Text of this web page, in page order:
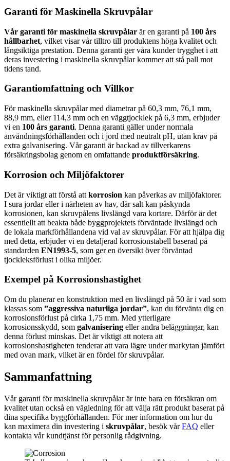
Garanti för Maskinella Skruvpålar
Vår garanti för maskinella skruvpålar är en garanti på 100 års
hållbarhet, vilket visar vår tilltro till produktens höga kvalitet och
långsiktiga prestation. Denna garanti ger våra kunder trygghet i att
deras investering i maskinella skruvpålar kommer att stå pall mot
tidens tand.
Garantiomfattning och Villkor
För maskinella skruvpålar med diametrar på 60,3 mm, 76,1 mm,
88,9 mm, eller 114,3 mm och en väggtjocklek på 6,3 mm, erbjuder
vi en 100 års garanti. Denna garanti gäller under normala
användningsförhållanden och i jord med neutralt pH, utan krav på
extra galvanisering. Vår garanti är backad av tillverkarens
försäkringsbolag genom en omfattande produktförsäkring.
Korrosion och Miljöfaktorer
Det är viktigt att förstå att korrosion kan påverkas av miljöfaktorer.
I sura jordar eller i närheten av hav, där salt kan påskynda
korrosionen, kan skruvpålens livslängd vara kortare. Därför är det
essentiellt att beakta både byggprojektets förväntade livslängd och
de lokala markförhållandena vid val av skruvpålar. För att hjälpa dig
med detta, erbjuder vi en detaljerad korrosionstabell baserad på
standarden EN1993-5, som ger en översikt över förväntad
tjockleksförlust i olika miljöer.
Exempel på Korrosionshastighet
Om du planerar en konstruktion med en livslängd på 50 år i vad som
klassas som ”aggressiva naturliga jordar”, kan du förvänta dig en
korrosionsförlust på cirka 1,75 mm. Med ytterligare
korrosionsskydd, som galvanisering eller andra beläggningar, kan
denna förlust minskas. Det är viktigt att notera att
korrosionshastigheten tenderar att vara lägre under markytan jämfört
med ovan mark, vilket är en fördel för skruvpålar.
Sammanfattning
Vår garanti för maskinella skruvpålar är inte bara en försäkran om
kvalitet utan också en vägledning för att välja rätt produkt baserat på
dina specifika byggförhållanden. För mer information om hur du
kan maximera din investering i skruvpålar, besök vårFAQ eller
kontakta vår kundtjänst för personlig rådgivning.